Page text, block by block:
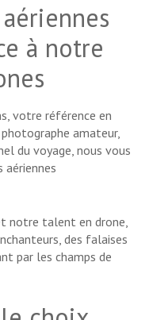
à notre
votre référence en
amateur,
du voyage, nous vous
aériennes
notre talent en drone,
des falaises
par les champs de